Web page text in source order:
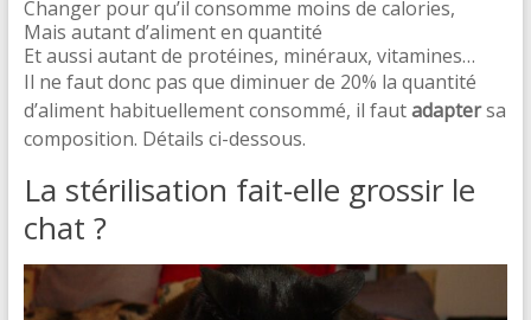
Changer pour qu’il consomme moins de calories,
Mais autant d’aliment en quantité
Et aussi autant de protéines, minéraux, vitamines…
Il ne faut donc pas que diminuer de 20% la quantité
d’aliment habituellement consommé, il fautadaptersa
composition. Détails ci-dessous.
La stérilisation fait-elle grossir le
chat ?